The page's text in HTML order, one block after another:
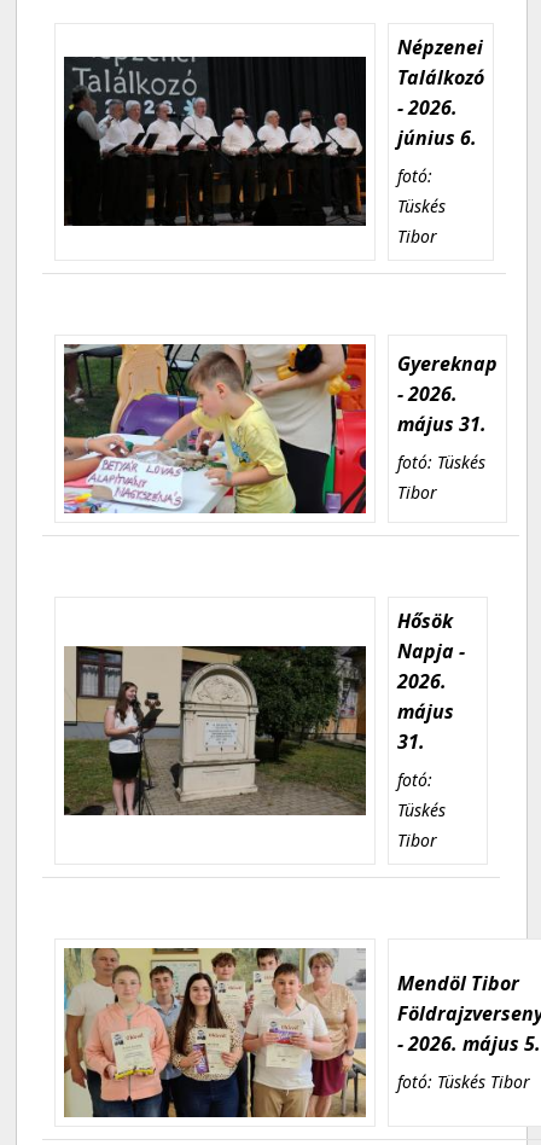
Népzenei
Találkozó
- 2026.
június 6.
fotó:
Tüskés
Tibor
Gyereknap
- 2026.
május 31.
fotó: Tüskés
Tibor
Hősök
Napja -
2026.
május
31.
fotó:
Tüskés
Tibor
Mendöl Tibor
- 2026. május 5.
fotó: Tüskés Tibor